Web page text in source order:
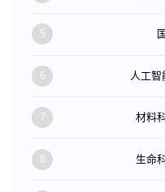
5
6 人工
7 材料
8 生命